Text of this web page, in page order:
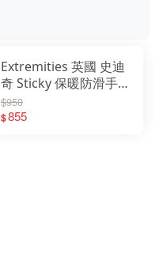
Extremities 英國 史迪
奇 Sticky 保暖防滑手套
可觸控 黑 21SPS
$950
$855